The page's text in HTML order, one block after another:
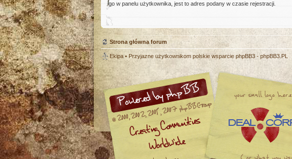
go w panelu użytkownika, jest to adres podany w czasie rejestracji.
Strona główna forum
Ekipa • Przyjazne użytkownikom polskie wsparcie phpBB3 - phpBB3.PL